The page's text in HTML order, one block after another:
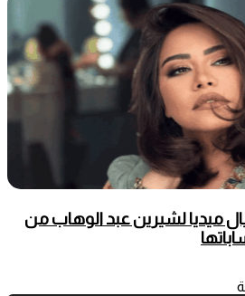
ميديا لشيرين عبد الوهاب من